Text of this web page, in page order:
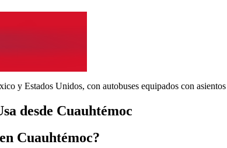
y Estados Unidos, con autobuses equipados con
desde Cuauhtémoc
Cuauhtémoc?